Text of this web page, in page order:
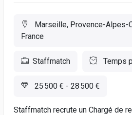
Marseille, Provence-Alpes-
France
Staffmatch Temps
25 500 € - 28 500 €
Staffmatch recrute un Chargé de